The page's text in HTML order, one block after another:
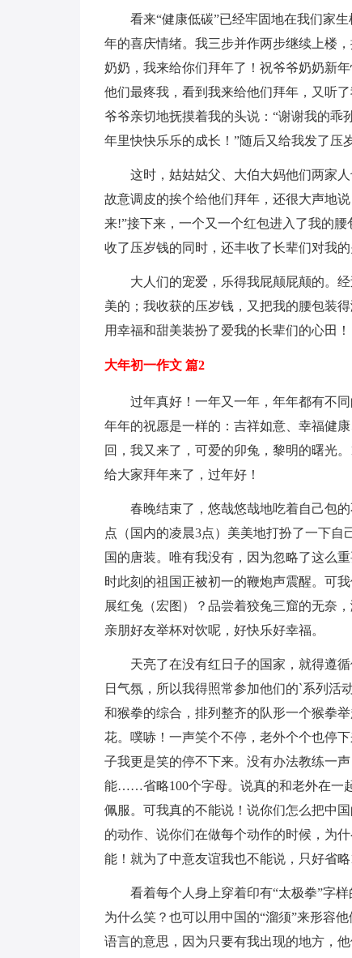
看来“健康低碳”已经牢固地在我们家
年的喜庆情绪。我三步并作两步继续上楼
奶奶，我来给你们拜年了！祝爷爷奶奶新
他们最疼我，看到我来给他们拜年，又听
爷爷亲切地抚摸着我的头说：“谢谢我的
年里快快乐乐的成长！”随后又给我发了
这时，姑姑姑父、大伯大妈他们两家
故意调皮的挨个给他们拜年，还很大声地
来!”接下来，一个又一个红包进入了我的
收了压岁钱的同时，还丰收了长辈们对我的
大人们的宠爱，乐得我屁颠屁颠的。
美的；我收获的压岁钱，又把我的腰包装
用幸福和甜美装扮了爱我的长辈们的心田！
大年初一作文 篇2
过年真好！一年又一年，年年都有不
年年的祝愿是一样的：吉祥如意、幸福健
回，我又来了，可爱的卯兔，黎明的曙光
给大家拜年来了，过年好！
春晚结束了，悠哉悠哉地吃着自己包
点（国内的凌晨3点）美美地打扮了一下
国的唐装。唯有我没有，因为忽略了这么
时此刻的祖国正被初一的鞭炮声震醒。可
展红兔（宏图）？品尝着狡兔三窟的无奈
亲朋好友举杯对饮呢，好快乐好幸福。
天亮了在没有红日子的国家，就得遵
日气氛，所以我得照常参加他们的`系列活
和猴拳的综合，排列整齐的队形一个猴拳
花。噗哧！一声笑个不停，老外个个也停
子我更是笑的停不下来。没有办法教练一
能……省略100个字母。说真的和老外在一
佩服。可我真的不能说！说你们怎么把中
的动作、说你们在做每个动作的时候，为
能！就为了中意友谊我也不能说，只好省
看着每个人身上穿着印有“太极拳”字
为什么笑？也可以用中国的“溜须”来形容
语言的意思，因为只要有我出现的地方，